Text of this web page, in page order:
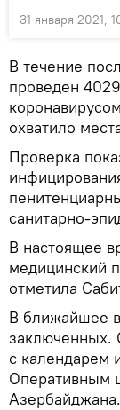
31 января 2021,
В течение
проведен
охватило
Проверка
санитарно-
В настоящее
медицинский
отметила
В ближайшее
заключенных.
с календарем
Оперативным
Азербайджана.